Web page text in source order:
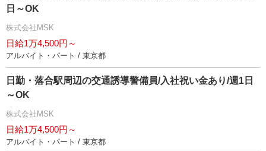
日～OK
株式会社MSK
日給1万4,500円～
アルバイト・パート / 東京都
日勤・落合駅周辺の交通誘導警備員/入社祝い金あり/週1日
～OK
株式会社MSK
日給1万4,500円～
アルバイト・パート / 東京都